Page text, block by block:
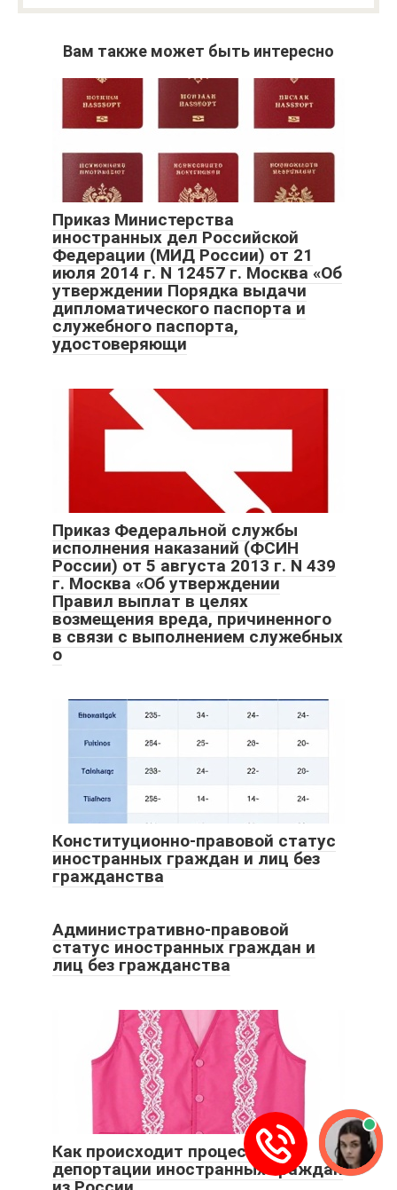
Вам также может быть интересно
Приказ Министерства
иностранных дел Российской
Федерации (МИД России) от 21
июля 2014 г. N 12457 г. Москва «Об
утверждении Порядка выдачи
дипломатического паспорта и
служебного паспорта,
удостоверяющи
Приказ Федеральной службы
исполнения наказаний (ФСИН
России) от 5 августа 2013 г. N 439
г. Москва «Об утверждении
Правил выплат в целях
возмещения вреда, причиненного
в связи с выполнением служебных
о
Конституционно-правовой статус
иностранных граждан и лиц без
гражданства
Административно-правовой
статус иностранных граждан и
лиц без гражданства
Как происходит процесс
депортации иностранных граждан